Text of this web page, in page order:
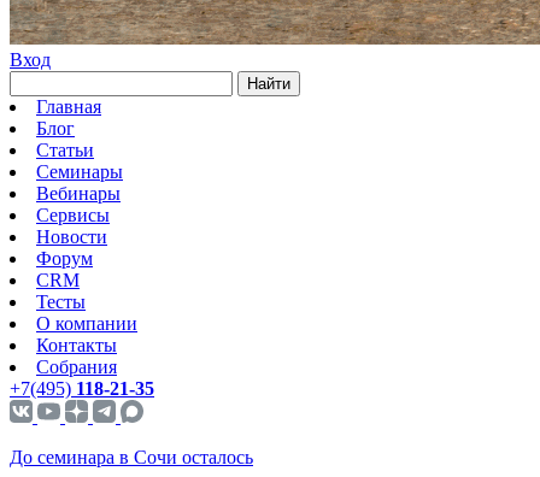
Вход
Найти
Главная
Блог
Статьи
Семинары
Вебинары
Сервисы
Новости
Форум
CRM
Тесты
О компании
Контакты
Собрания
+7(495) 118-21-35
До семинара в Сочи осталось